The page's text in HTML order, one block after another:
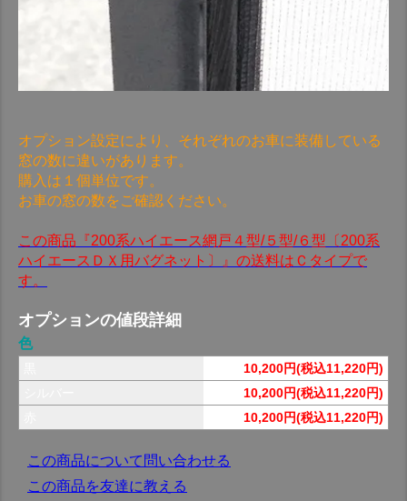
オプション設定により、それぞれのお車に装備している
窓の数に違いがあります。
購入は１個単位です。
お車の窓の数をご確認ください。
この商品『200系ハイエース網戸４型/５型/６型〔200系
ハイエースＤＸ用バグネット〕』の送料はＣタイプで
す。
オプションの値段詳細
色
10,200円(税込11,220円)
10,200円(税込11,220円)
10,200円(税込11,220円)
この商品について問い合わせる
この商品を友達に教える